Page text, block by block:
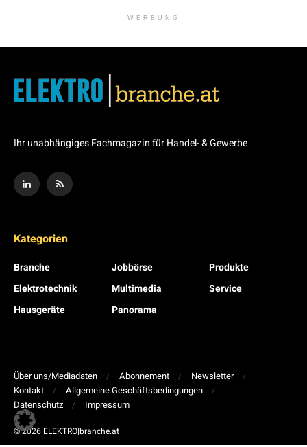
WERBUNG
Ihr unabhängiges Fachmagazin für Handel- & Gewerbe
Kategorien
Branche
Elektrotechnik
Hausgeräte
Jobbörse
Multimedia
Panorama
Produkte
Service
Über uns/Mediadaten Abonnement
Newsletter
Kontakt
Allgemeine Geschäftsbedingungen
Datenschutz
Impressum
© 2026 ELEKTRO|branche.at